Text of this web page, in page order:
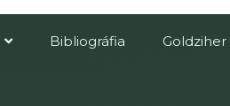
Bibliográfia